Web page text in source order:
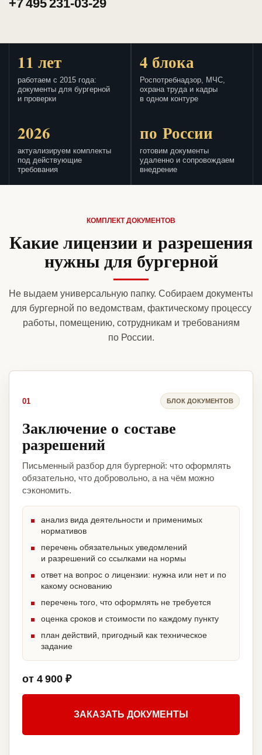
+7 495 231-03-29
11 лет
работаем с 2015 года:
документы для бургерной
и проверки
4 блока
Роспотребнадзор, МЧС,
охрана труда и кадры
в одном контуре
2026
актуализируем комплекты
под действующие
требования
по России
готовим документы
удаленно и сопровождаем
внедрение
КОМПЛЕКТ ДОКУМЕНТОВ
Какие лицензии и разрешения
нужны для бургерной
Не выдаем универсальную папку. Собираем документы
для бургерной по ведомствам, фактическому процессу
работы, помещению, сотрудникам и требованиям
по России.
01 БЛОК ДОКУМЕНТОВ
Заключение о составе
разрешений
Письменный разбор для бургерной: что оформлять
обязательно, что добровольно, а на чём можно
сэкономить.
анализ вида деятельности и применимых
нормативов
перечень обязательных уведомлений
и разрешений со ссылками на нормы
ответ на вопрос о лицензии: нужна или нет и по
какому основанию
перечень того, что оформлять не требуется
оценка сроков и стоимости по каждому пункту
план действий, пригодный как техническое
задание
от 4 900 ₽
ЗАКАЗАТЬ ДОКУМЕНТЫ